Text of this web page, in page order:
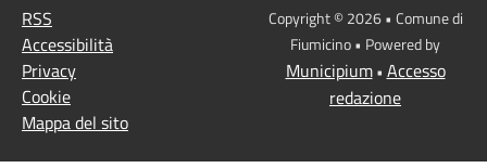
RSS
Accessibilità
Privacy
Cookie
Mappa del sito
Copyright © 2026 • Comune di
Fiumicino • Powered by
Municipium• Accesso
redazione